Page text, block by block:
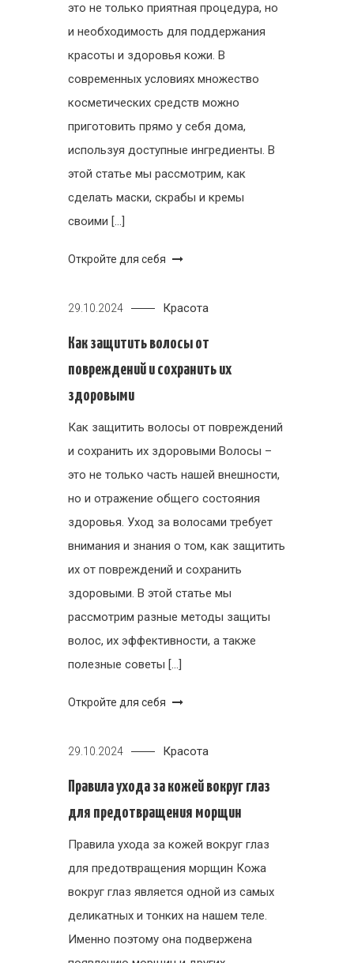
это не только приятная процедура, но
и необходимость для поддержания
красоты и здоровья кожи. В
современных условиях множество
косметических средств можно
приготовить прямо у себя дома,
используя доступные ингредиенты. В
этой статье мы рассмотрим, как
сделать маски, скрабы и кремы
своими […]
Откройте для себя
29.10.2024 Красота
Как защитить волосы от
повреждений и сохранить их
здоровыми
Как защитить волосы от повреждений
и сохранить их здоровыми Волосы –
это не только часть нашей внешности,
но и отражение общего состояния
здоровья. Уход за волосами требует
внимания и знания о том, как защитить
их от повреждений и сохранить
здоровыми. В этой статье мы
рассмотрим разные методы защиты
волос, их эффективности, а также
полезные советы […]
Откройте для себя
29.10.2024 Красота
Правила ухода за кожей вокруг глаз
для предотвращения морщин
Правила ухода за кожей вокруг глаз
для предотвращения морщин Кожа
вокруг глаз является одной из самых
деликатных и тонких на нашем теле.
Именно поэтому она подвержена